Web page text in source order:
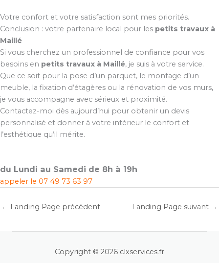
Votre confort et votre satisfaction sont mes priorités.
Conclusion : votre partenaire local pour les petits travaux à
Maillé
Si vous cherchez un professionnel de confiance pour vos
besoins en petits travaux à Maillé, je suis à votre service.
Que ce soit pour la pose d’un parquet, le montage d’un
meuble, la fixation d’étagères ou la rénovation de vos murs,
je vous accompagne avec sérieux et proximité.
Contactez-moi dès aujourd’hui pour obtenir un devis
personnalisé et donner à votre intérieur le confort et
l’esthétique qu’il mérite.
du Lundi au Samedi de 8h à 19h
appeler le 07 49 73 63 97
← Landing Page précédent Landing Page suivant →
Copyright © 2026 clxservices.fr